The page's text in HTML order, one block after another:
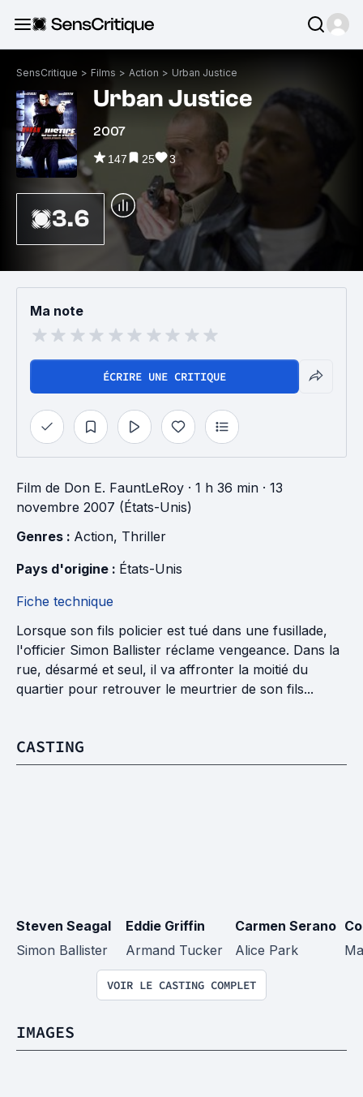
SensCritique > Films > Action > Urban Justice
Urban Justice
2007
147 25 3
3.6
Ma note
ÉCRIRE UNE CRITIQUE
Film de Don E. FauntLeRoy · 1 h 36 min · 13
novembre 2007 (États-Unis)
Genres : Action, Thriller
Pays d'origine : États-Unis
Fiche technique
Lorsque son fils policier est tué dans une fusillade,
l'officier Simon Ballister réclame vengeance. Dans la
rue, désarmé et seul, il va affronter la moitié du
quartier pour retrouver le meurtrier de son fils...
CASTING
Steven Seagal
Simon Ballister
Eddie Griffin
Armand Tucker
Carmen Serano
Alice Park
VOIR LE CASTING COMPLET
IMAGES